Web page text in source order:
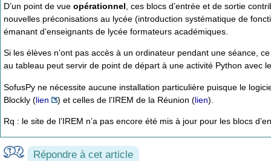
D’un point de vue opérationnel , ces blocs d’entrée et de sortie
nouvelles préconisations au lycée (introduction systématique de
émanant d’enseignants de lycée formateurs académiques.
Si les élèves n’ont pas accès à un ordinateur pendant une séance,
au tableau peut servir de point de départ à une activité Python avec
SofusPy ne nécessite aucune installation particulière puisque le
Blockly (lien ) et celles de l’IREM de la Réunion (lien).
Rq : le site de l’IREM n’a pas encore été mis à jour pour les blocs
Répondre à cet article